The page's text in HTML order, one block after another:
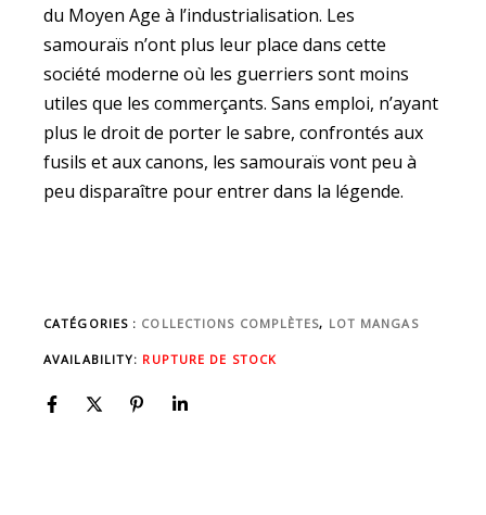
du Moyen Age à l’industrialisation. Les
samouraïs n’ont plus leur place dans cette
société moderne où les guerriers sont moins
utiles que les commerçants. Sans emploi, n’ayant
plus le droit de porter le sabre, confrontés aux
fusils et aux canons, les samouraïs vont peu à
peu disparaître pour entrer dans la légende.
CATÉGORIES : COLLECTIONS COMPLÈTES, LOT MANGAS
AVAILABILITY: RUPTURE DE STOCK